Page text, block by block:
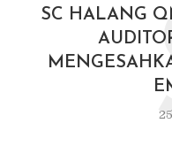
SC HALANG